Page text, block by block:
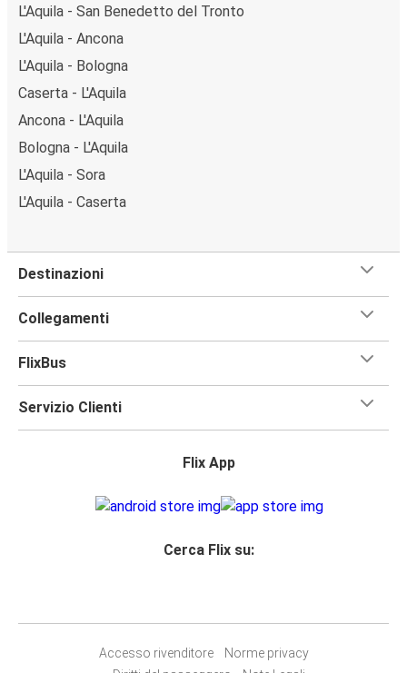
L'Aquila - San Benedetto del Tronto
L'Aquila - Ancona
L'Aquila - Bologna
Caserta - L'Aquila
Ancona - L'Aquila
Bologna - L'Aquila
L'Aquila - Sora
L'Aquila - Caserta
Destinazioni
Collegamenti
FlixBus
Servizio Clienti
Flix App
Cerca Flix su:
Accesso rivenditore
Norme privacy